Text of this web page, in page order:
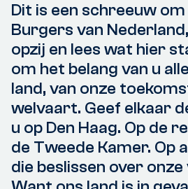
Dit is een schreeuw
Burgers van
opzij en lees wat hier
om het belang van u
land, van onze
welvaart. Geef elkaar
u op Den Haag. Op de
de Tweede Kamer. Op
die beslissen over onze